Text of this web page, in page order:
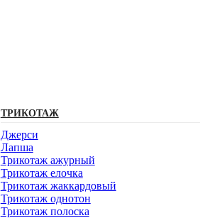
ТРИКОТАЖ
Джерси
Лапша
Трикотаж ажурный
Трикотаж елочка
Трикотаж жаккардовый
Трикотаж однотон
Трикотаж полоска